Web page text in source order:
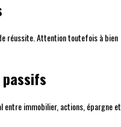
réussite. Attention toutefois à bien
entre immobilier, actions, épargne et